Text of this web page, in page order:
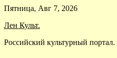
Skip
content
Пятница, Авг 7, 2026
Лен Культ.
Российский культурный портал.